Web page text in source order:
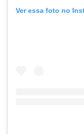
Ver essa foto no